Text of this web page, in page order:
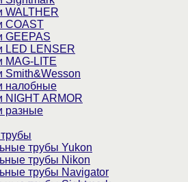
WALTHER
COAST
GEEPAS
LED LENSER
MAG-LITE
Smith&Wesson
налобные
NIGHT ARMOR
разные
трубы Yukon
трубы Nikon
трубы Navigator